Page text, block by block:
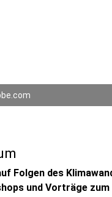
Folgen des
und Vorträge zum